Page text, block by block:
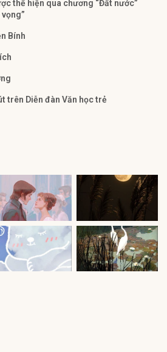
thể hiện qua chương “Đất nước”
Bính
trên Diễn đàn Văn học trẻ